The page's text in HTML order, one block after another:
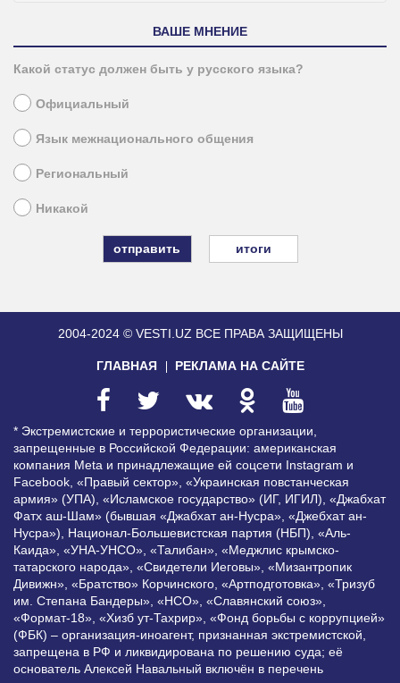
ВАШЕ МНЕНИЕ
Какой статус должен быть у русского языка?
Официальный
Язык межнационального общения
Региональный
Никакой
итоги
2004-2024 © VESTI.UZ ВСЕ ПРАВА ЗАЩИЩЕНЫ
ГЛАВНАЯ РЕКЛАМА НА САЙТЕ
* Экстремистские и террористические организации,
запрещенные в Российской Федерации: американская
компания Meta и принадлежащие ей соцсети Instagram и
Facebook, «Правый сектор», «Украинская повстанческая
армия» (УПА), «Исламское государство» (ИГ, ИГИЛ), «Джабхат
Фатх аш-Шам» (бывшая «Джабхат ан-Нусра», «Джебхат ан-
Нусра»), Национал-Большевистская партия (НБП), «Аль-
Каида», «УНА-УНСО», «Талибан», «Меджлис крымско-
татарского народа», «Свидетели Иеговы», «Мизантропик
Дивижн», «Братство» Корчинского, «Артподготовка», «Тризуб
им. Степана Бандеры», «НСО», «Славянский союз»,
«Формат-18», «Хизб ут-Тахрир», «Фонд борьбы с коррупцией»
(ФБК) – организация-иноагент, признанная экстремистской,
запрещена в РФ и ликвидирована по решению суда; её
основатель Алексей Навальный включён в перечень